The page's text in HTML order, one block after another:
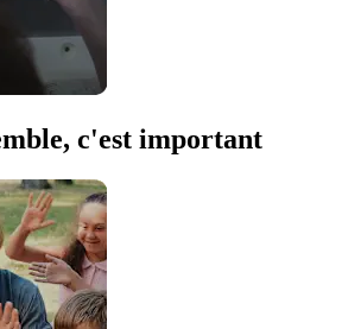
c'est important